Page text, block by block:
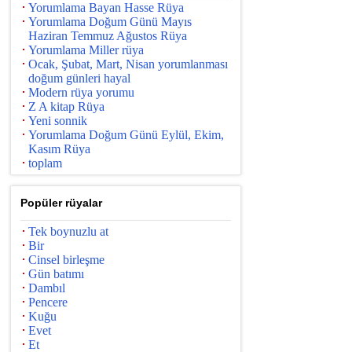
Yorumlama Bayan Hasse Rüya
Yorumlama Doğum Günü Mayıs
Haziran Temmuz Ağustos Rüya
Yorumlama Miller rüya
Ocak, Şubat, Mart, Nisan yorumlanması
doğum günleri hayal
Modern rüya yorumu
Z A kitap Rüya
Yeni sonnik
Yorumlama Doğum Günü Eylül, Ekim,
Kasım Rüya
toplam
Popüler rüyalar
Tek boynuzlu at
Bir
Cinsel birleşme
Gün batımı
Dambıl
Pencere
Kuğu
Evet
Et